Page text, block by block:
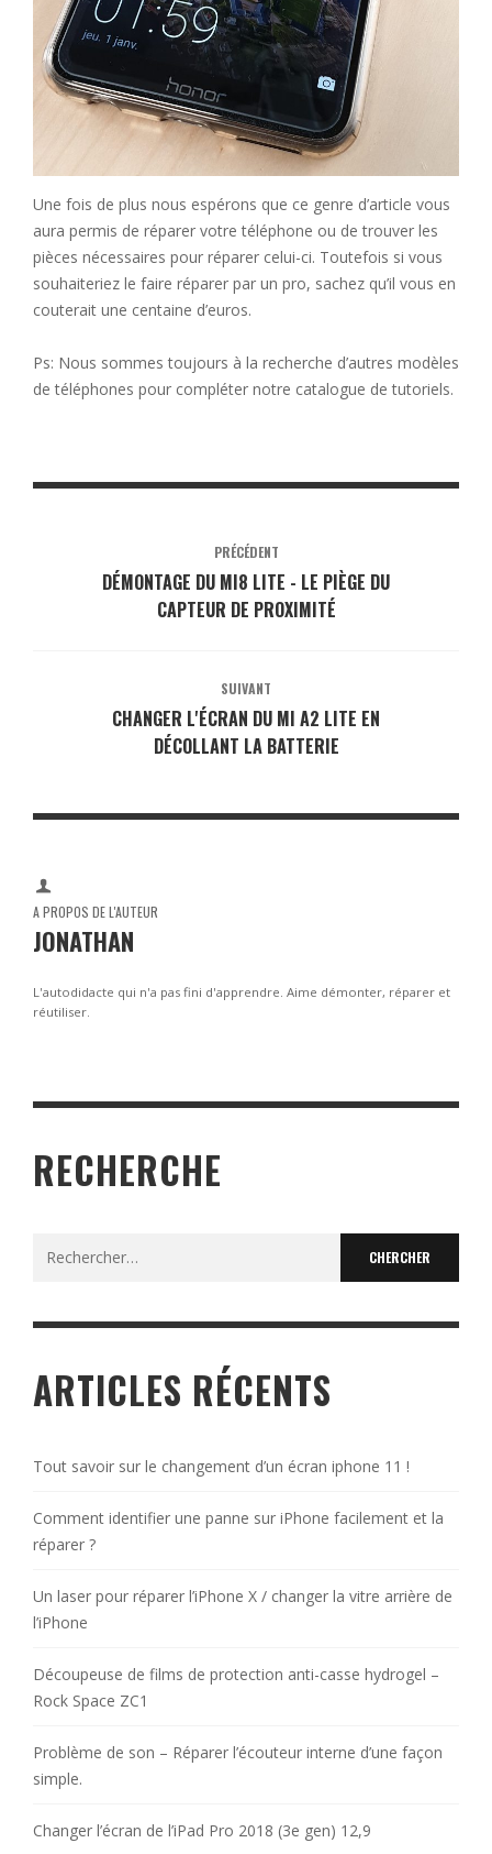
Une fois de plus nous espérons que ce genre d’article vous
aura permis de réparer votre téléphone ou de trouver les
pièces nécessaires pour réparer celui-ci. Toutefois si vous
souhaiteriez le faire réparer par un pro, sachez qu’il vous en
couterait une centaine d’euros.
Ps: Nous sommes toujours à la recherche d’autres modèles
de téléphones pour compléter notre catalogue de tutoriels.
PRÉCÉDENT
DÉMONTAGE DU MI8 LITE - LE PIÈGE DU
CAPTEUR DE PROXIMITÉ
SUIVANT
CHANGER L'ÉCRAN DU MI A2 LITE EN
DÉCOLLANT LA BATTERIE
A PROPOS DE L'AUTEUR
JONATHAN
L'autodidacte qui n'a pas fini d'apprendre. Aime démonter, réparer et
réutiliser.
RECHERCHE
ARTICLES RÉCENTS
Tout savoir sur le changement d’un écran iphone 11 !
Comment identifier une panne sur iPhone facilement et la
réparer ?
Un laser pour réparer l’iPhone X / changer la vitre arrière de
l’iPhone
Découpeuse de films de protection anti-casse hydrogel –
Rock Space ZC1
Problème de son – Réparer l’écouteur interne d’une façon
simple.
Changer l’écran de l’iPad Pro 2018 (3e gen) 12,9